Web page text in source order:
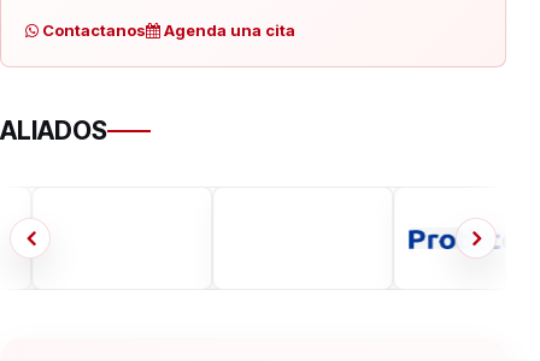
Contactanos Agenda una cita
ALIADOS